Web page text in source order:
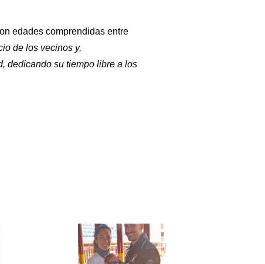
edades comprendidas entre
de los vecinos y,
dedicando su tiempo libre a los